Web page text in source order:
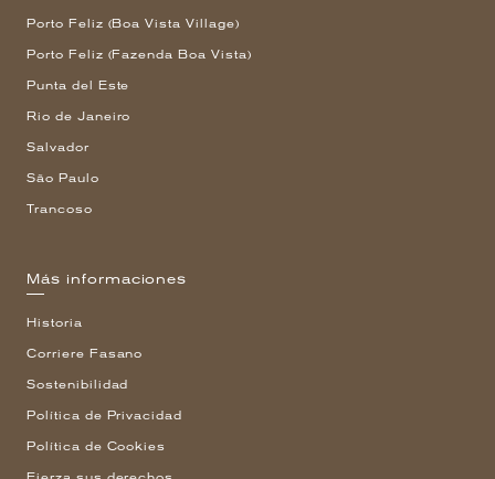
Porto Feliz (Boa Vista Village)
Porto Feliz (Fazenda Boa Vista)
Punta del Este
Rio de Janeiro
Salvador
São Paulo
Trancoso
Más informaciones
Historia
Corriere Fasano
Sostenibilidad
Política de Privacidad
Política de Cookies